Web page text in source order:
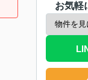
お気軽